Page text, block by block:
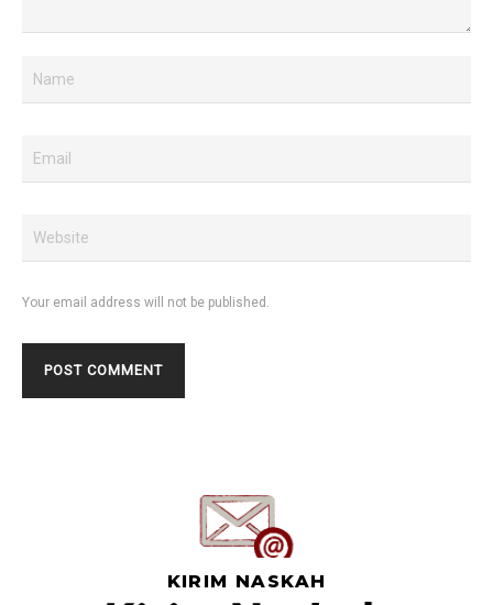
Your email address will not be published.
KIRIM NASKAH